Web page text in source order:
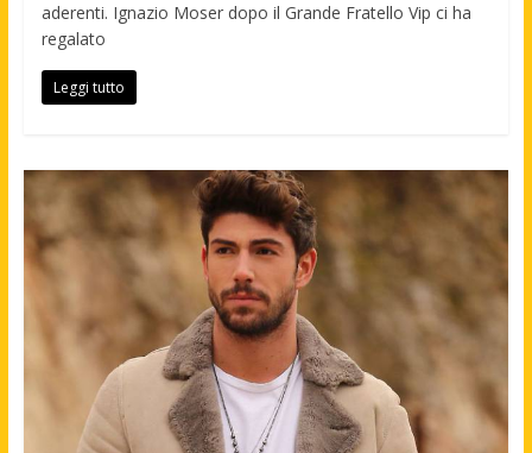
aderenti. Ignazio Moser dopo il Grande Fratello Vip ci ha
regalato
Leggi tutto